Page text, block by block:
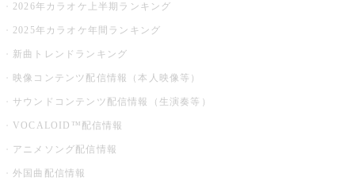
2026年カラオケ上半期ランキング
2025年カラオケ年間ランキング
新曲トレンドランキング
映像コンテンツ配信情報（本人映像等）
サウンドコンテンツ配信情報（生演奏等）
VOCALOID™配信情報
アニメソング配信情報
外国曲配信情報